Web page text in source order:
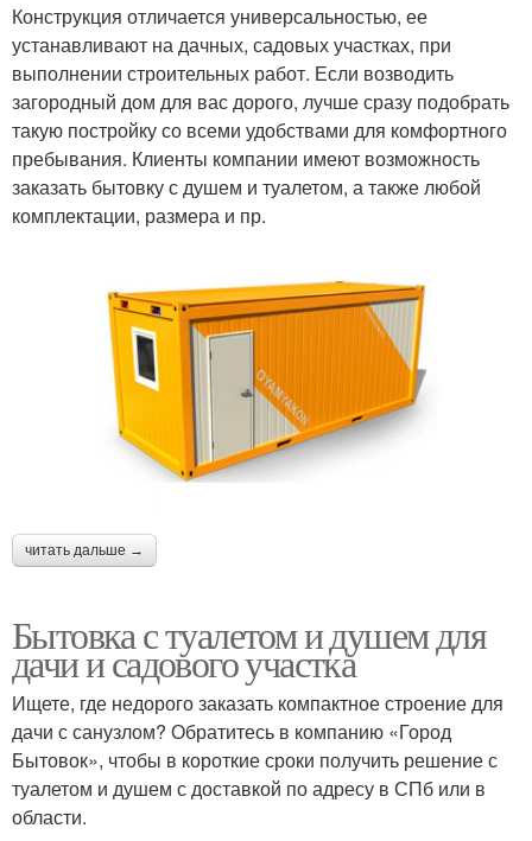
Конструкция отличается универсальностью, ее
устанавливают на дачных, садовых участках, при
выполнении строительных работ. Если возводить
загородный дом для вас дорого, лучше сразу подобрать
такую постройку со всеми удобствами для комфортного
пребывания. Клиенты компании имеют возможность
заказать бытовку с душем и туалетом, а также любой
комплектации, размера и пр.
читать дальше →
Бытовка с туалетом и душем для
дачи и садового участка
Ищете, где недорого заказать компактное строение для
дачи с санузлом? Обратитесь в компанию «Город
Бытовок», чтобы в короткие сроки получить решение с
туалетом и душем с доставкой по адресу в СПб или в
области.